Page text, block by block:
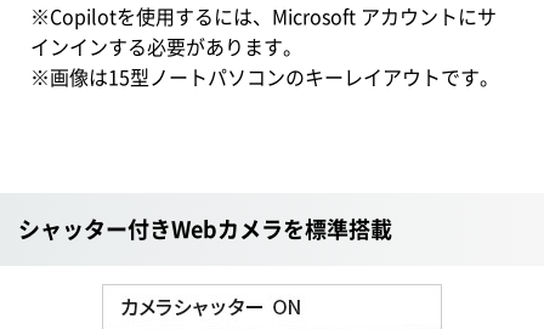
※Copilotを使用するには、Microsoft アカウントにサ
インインする必要があります。
※画像は15型ノートパソコンのキーレイアウトです。
シャッター付きWebカメラを標準搭載